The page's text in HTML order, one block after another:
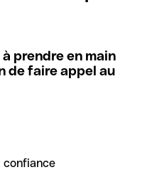
que vous devriez
outil de recherche de
Ainsi, vous pouvez
avant de réaliser vos
prendre en main
de faire appel au
confiance